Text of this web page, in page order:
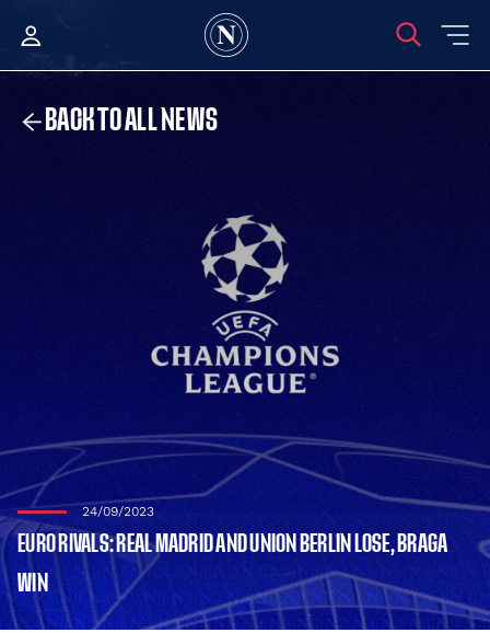
BACK TO ALL NEWS
24/09/2023
EURO RIVALS: REAL MADRID AND UNION BERLIN LOSE, BRAGA
WIN